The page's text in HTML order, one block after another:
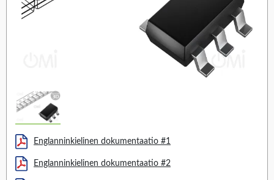
Englanninkielinen dokumentaatio #1
Englanninkielinen dokumentaatio #2